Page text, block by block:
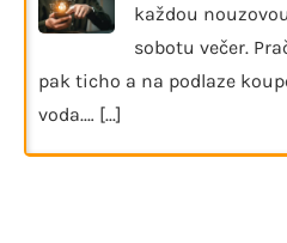
každou
sobotu večer.
pak ticho a na podlaze
voda.… [...]